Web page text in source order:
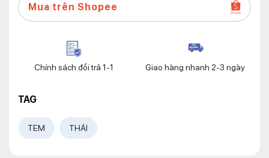
Mua trên Shopee
Chính sách đổi trả 1-1 Giao hàng nhanh 2-3 ngày
TAG
TEM THÁI